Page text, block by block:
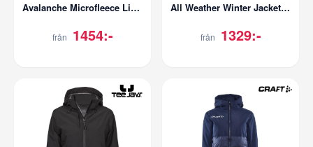
Avalanche Microfleece Lined Jacket
från 1454:-
All Weather Winter Jacket | Herr
från 1329:-